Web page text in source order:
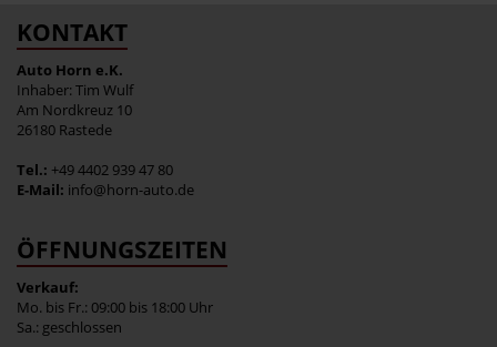
KONTAKT
Auto Horn e.K.
Inhaber: Tim Wulf
Am Nordkreuz 10
26180 Rastede
Tel.: +49 4402 939 47 80
E-Mail: info@horn-auto.de
ÖFFNUNGSZEITEN
Verkauf:
Mo. bis Fr.: 09:00 bis 18:00 Uhr
Sa.: geschlossen